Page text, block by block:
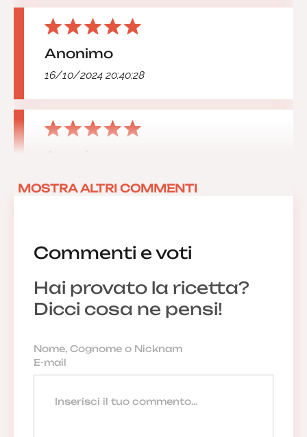
Commenti e voti
Hai provato la ricetta?
Dicci cosa ne pensi!
Anonimo
16/10/2024 20:40:28
Anonimo
28/01/2022 20:18:33
Anonimo
vorrei imparare delle ricette
MOSTRA ALTRI COMMENTI